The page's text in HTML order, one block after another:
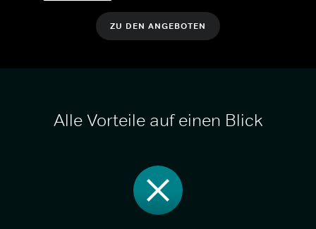
ZU DEN ANGEBOTEN
Alle Vorteile auf einen Blick